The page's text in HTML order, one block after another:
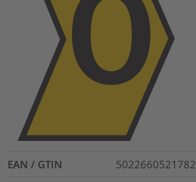
EAN / GTIN
5022660521782